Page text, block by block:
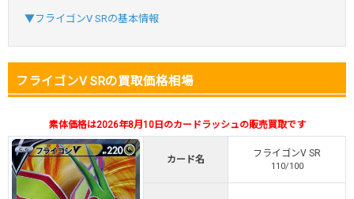
オリパスタジアム
・atone・ペイディ対応！
・新規登録で6種類アド確解禁
オリパスタジアム公式はこちら ＞
・新規登録で無料100連できる！
▼フライゴンV SRの基本情報
フライゴンV SRの買取価格相場
素体価格は2026年8月10日のカードラッシュの販売買取です
カード名
フライゴンV SR
110/100